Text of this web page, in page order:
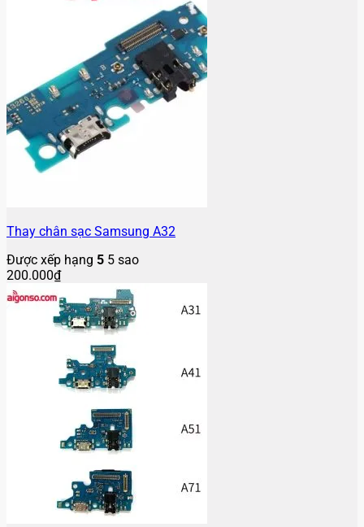
Thay chân sạc Samsung A32
Được xếp hạng 5 5 sao
200.000₫